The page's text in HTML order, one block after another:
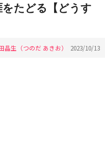
たどる【どうす
晶生（つのだ あきお） 2023/10/13